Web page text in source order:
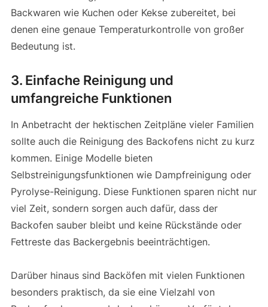
Backwaren wie Kuchen oder Kekse zubereitet, bei
denen eine genaue Temperaturkontrolle von großer
Bedeutung ist.
3. Einfache Reinigung und
umfangreiche Funktionen
In Anbetracht der hektischen Zeitpläne vieler Familien
sollte auch die Reinigung des Backofens nicht zu kurz
kommen. Einige Modelle bieten
Selbstreinigungsfunktionen wie Dampfreinigung oder
Pyrolyse-Reinigung. Diese Funktionen sparen nicht nur
viel Zeit, sondern sorgen auch dafür, dass der
Backofen sauber bleibt und keine Rückstände oder
Fettreste das Backergebnis beeinträchtigen.
Darüber hinaus sind Backöfen mit vielen Funktionen
besonders praktisch, da sie eine Vielzahl von